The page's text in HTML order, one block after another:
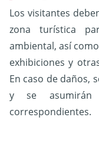
Los visitantes
zona turística
ambiental, así
exhibiciones y
En caso de daños,
y se asumirán
correspondientes.